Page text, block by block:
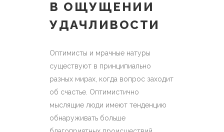
В ОЩУЩЕНИИ
УДАЧЛИВОСТИ
Оптимисты и мрачные натуры
существуют в принципиально
разных мирах, когда вопрос заходит
об счастье. Оптимистично
мыслящие люди имеют тенденцию
обнаруживать больше